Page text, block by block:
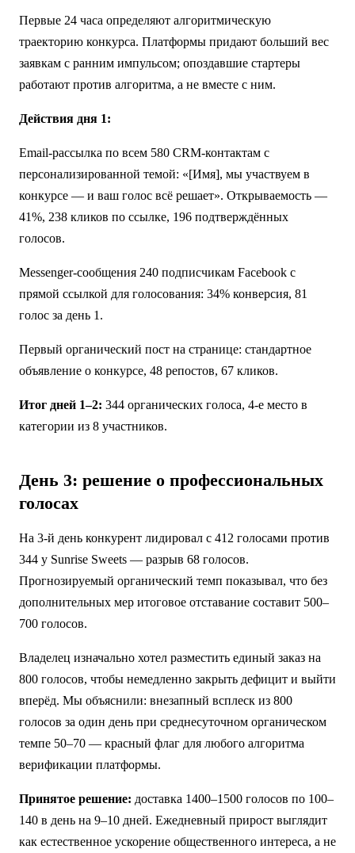
Первые 24 часа определяют алгоритмическую
траекторию конкурса. Платформы придают больший вес
заявкам с ранним импульсом; опоздавшие стартеры
работают против алгоритма, а не вместе с ним.
Действия дня 1:
Email-рассылка по всем 580 CRM-контактам с
персонализированной темой: «[Имя], мы участвуем в
конкурсе — и ваш голос всё решает». Открываемость —
41%, 238 кликов по ссылке, 196 подтверждённых
голосов.
Messenger-сообщения 240 подписчикам Facebook с
прямой ссылкой для голосования: 34% конверсия, 81
голос за день 1.
Первый органический пост на странице: стандартное
объявление о конкурсе, 48 репостов, 67 кликов.
Итог дней 1–2: 344 органических голоса, 4-е место в
категории из 8 участников.
День 3: решение о профессиональных
голосах
На 3-й день конкурент лидировал с 412 голосами против
344 у Sunrise Sweets — разрыв 68 голосов.
Прогнозируемый органический темп показывал, что без
дополнительных мер итоговое отставание составит 500–
700 голосов.
Владелец изначально хотел разместить единый заказ на
800 голосов, чтобы немедленно закрыть дефицит и выйти
вперёд. Мы объяснили: внезапный всплеск из 800
голосов за один день при среднесуточном органическом
темпе 50–70 — красный флаг для любого алгоритма
верификации платформы.
Принятое решение: доставка 1400–1500 голосов по 100–
140 в день на 9–10 дней. Ежедневный прирост выглядит
как естественное ускорение общественного интереса, а не